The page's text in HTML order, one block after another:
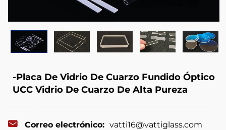
-Placa De Vidrio De Cuarzo Fundido Óptico
UCC Vidrio De Cuarzo De Alta Pureza
Correo electrónico: vatti16@vattiglass.com